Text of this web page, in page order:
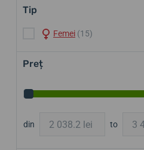
Tip
Femei (15)
Preț
din to